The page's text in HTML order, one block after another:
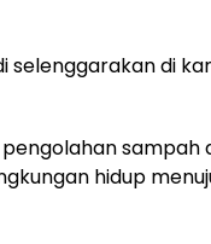
selenggarakan di
hidup